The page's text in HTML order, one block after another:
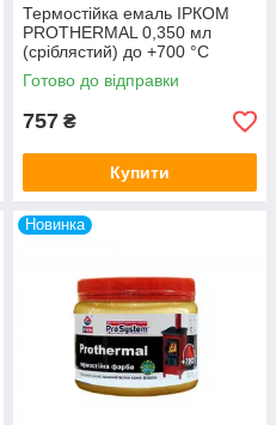
Термостійка емаль ІРКОМ
PROTHERMAL 0,350 мл
(сріблястий) до +700 °C
Готово до відправки
757 ₴
Купити
Новинка